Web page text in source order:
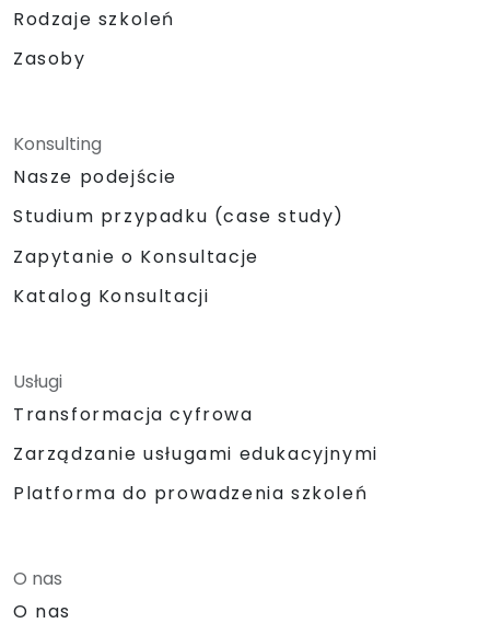
Rodzaje szkoleń
Zasoby
Konsulting
Nasze podejście
Studium przypadku (case study)
Zapytanie o Konsultacje
Katalog Konsultacji
Usługi
Transformacja cyfrowa
Zarządzanie usługami edukacyjnymi
Platforma do prowadzenia szkoleń
O nas
O nas